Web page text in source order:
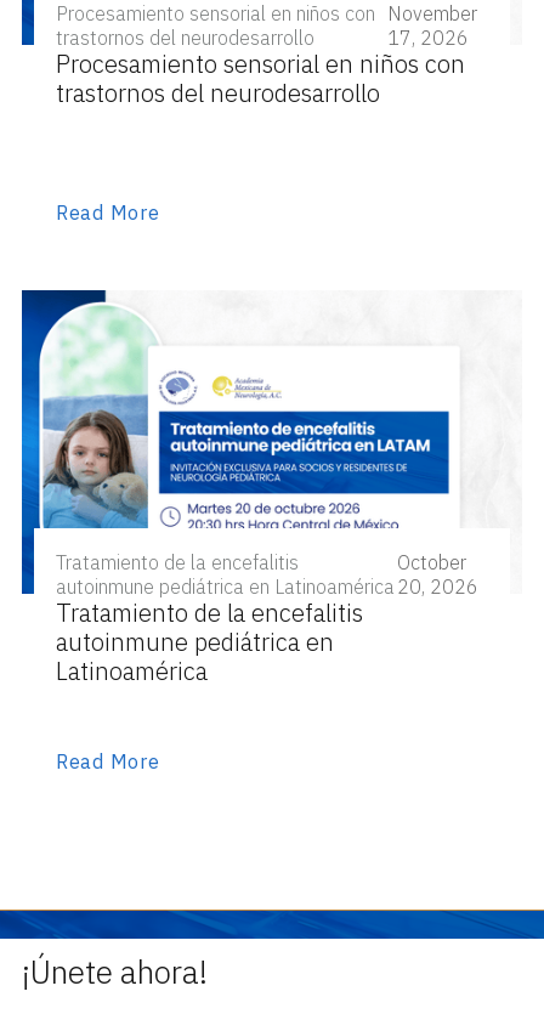
Procesamiento sensorial en niños con
trastornos del neurodesarrollo
November
17, 2026
Procesamiento sensorial en niños con
trastornos del neurodesarrollo
Read More
Tratamiento de la encefalitis
autoinmune pediátrica en Latinoamérica
October
20, 2026
Tratamiento de la encefalitis
autoinmune pediátrica en
Latinoamérica
Read More
¡Únete ahora!